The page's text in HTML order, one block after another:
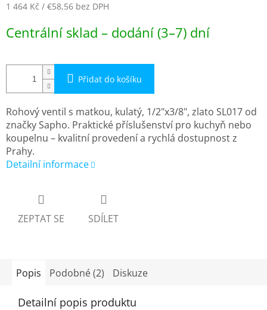
1 464 Kč / €58,56 bez DPH
cena:
Centrální sklad – dodání (3–7) dní
Přidat do košíku
Rohový ventil s matkou, kulatý, 1/2"x3/8", zlato SL017 od
značky Sapho. Praktické příslušenství pro kuchyň nebo
koupelnu – kvalitní provedení a rychlá dostupnost z
Prahy.
Detailní informace
ZEPTAT SE SDÍLET
Popis Podobné (2) Diskuze
Detailní popis produktu